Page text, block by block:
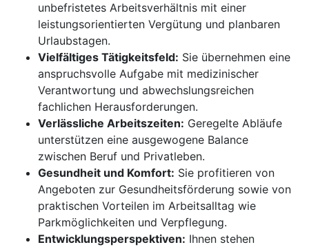
unbefristetes Arbeitsverhältnis mit einer
leistungsorientierten Vergütung und planbaren
Urlaubstagen.
Vielfältiges Tätigkeitsfeld: Sie übernehmen eine
anspruchsvolle Aufgabe mit medizinischer
Verantwortung und abwechslungsreichen
fachlichen Herausforderungen.
Verlässliche Arbeitszeiten: Geregelte Abläufe
unterstützen eine ausgewogene Balance
zwischen Beruf und Privatleben.
Gesundheit und Komfort: Sie profitieren von
Angeboten zur Gesundheitsförderung sowie von
praktischen Vorteilen im Arbeitsalltag wie
Parkmöglichkeiten und Verpflegung.
Entwicklungsperspektiven: Ihnen stehen